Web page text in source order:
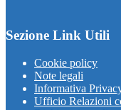
Sezione Link Utili
Cookie policy
Note legali
Informativa
Ufficio Relazioni